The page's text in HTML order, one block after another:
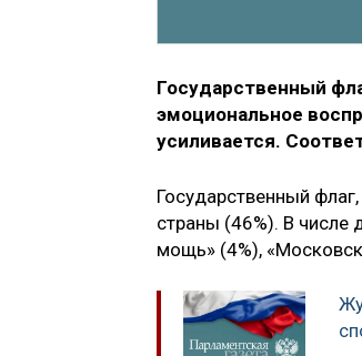
Государственный
эмоциональное
усиливается.
Государственный
страны (46%). В числе
мощь» (4%),